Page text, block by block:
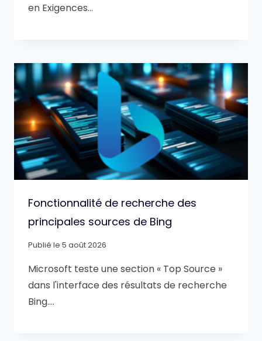
en Exigences…
Fonctionnalité de recherche des
principales sources de Bing
Publié le 5 août 2026
Microsoft teste une section « Top Source »
dans l'interface des résultats de recherche
Bing….